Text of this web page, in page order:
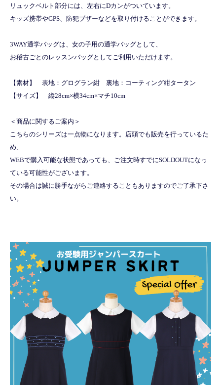
リュックベルト部分には、左右にDカンがついています。
キッズ携帯やGPS、防犯ブザーなどを取り付けることができます。
3WAY通学バッグは、女の子用の通学バッグとして、
お稽古ごとのレッスンバッグとしてご利用いただけます。
【素材】 表地：グログラン紺 裏地：コーティング紺タータン
【サイズ】 縦28cm×横34cm×マチ10cm
＜商品に関するご案内＞
こちらのシリーズは一点物になります。店頭でも販売を行っているた
め、
WEBで購入可能な状態であっても、ご注文時すでにSOLDOUTになっ
ている可能性がございます。
その場合は誠に勝手ながらご連絡することもありますのでご了承下さ
い。